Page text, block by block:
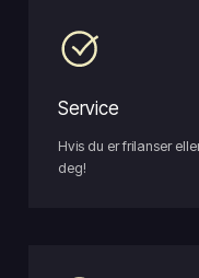
Service
Hvis du er frilanser
deg!